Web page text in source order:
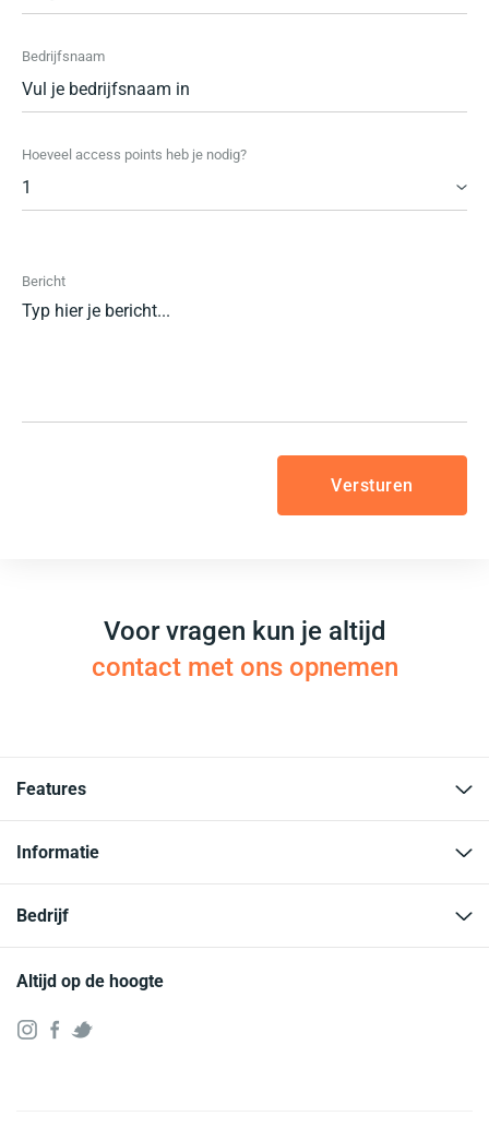
Bedrijfsnaam
Hoeveel access points heb je nodig?
1
Bericht
Voor vragen kun je altijd
contact met ons opnemen
Features
Informatie
Bedrijf
Altijd op de hoogte